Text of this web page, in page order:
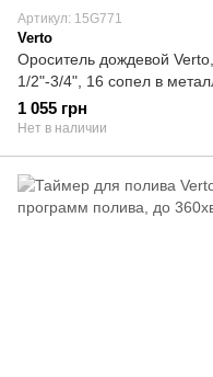
Артикул: 15G771
Verto
Ороситель дождевой
1/2"-3/4", 16 сопел в
распыления 13х18 м
1 055 грн
Нет в наличии